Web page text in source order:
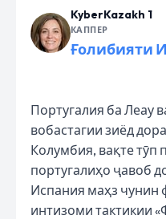
KyberKazakh 1
КАППЕР
Ғолибияти
Португалия ба Леау
вобастагии зиёд
Колумбия, вақте тӯп
португалиҳо ҷавоб
Испания маҳз
интизоми тактикии